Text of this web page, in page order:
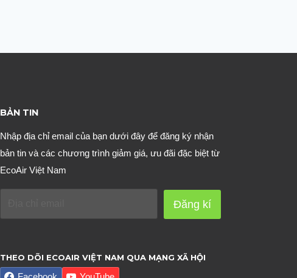
BẢN TIN
Nhập địa chỉ email của bạn dưới đây để đăng ký nhận
bản tin và các chương trình giảm giá, ưu đãi đặc biệt từ
EcoAir Việt Nam
Đăng kí
THEO DÕI ECOAIR VIỆT NAM QUA MẠNG XÃ HỘI